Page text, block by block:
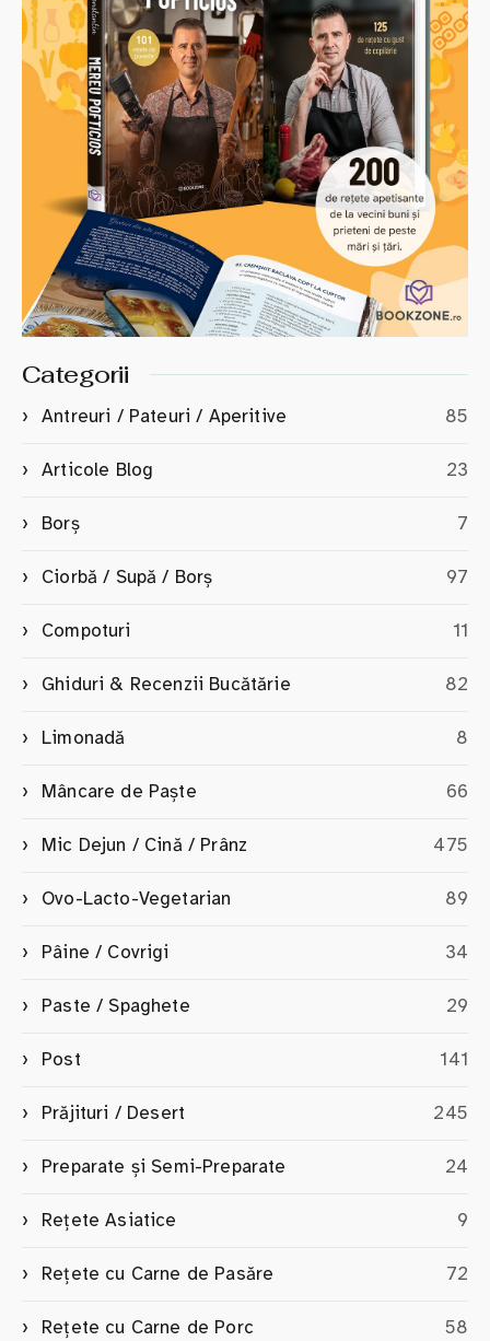
Categorii
Antreuri / Pateuri / Aperitive 85
Articole Blog 23
Borș 7
Ciorbă / Supă / Borș 97
Compoturi 11
Ghiduri & Recenzii Bucătărie 82
Limonadă 8
Mâncare de Paște 66
Mic Dejun / Cină / Prânz 475
Ovo-Lacto-Vegetarian 89
Pâine / Covrigi 34
Paste / Spaghete 29
Post 141
Prăjituri / Desert 245
Preparate și Semi-Preparate 24
Rețete Asiatice 9
Rețete cu Carne de Pasăre 72
Rețete cu Carne de Porc 58